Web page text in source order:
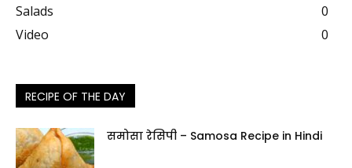
Salads
0
Video
0
RECIPE OF THE DAY
समोसा रेसिपी – Samosa Recipe in Hindi